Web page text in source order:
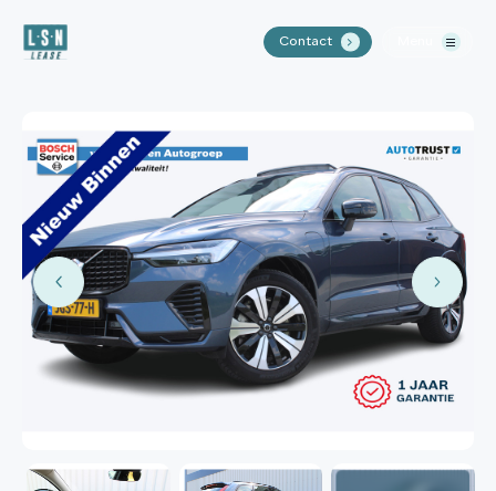
Contact .
Aanbod
Waarom LSN Lease?
Over ons
Contact